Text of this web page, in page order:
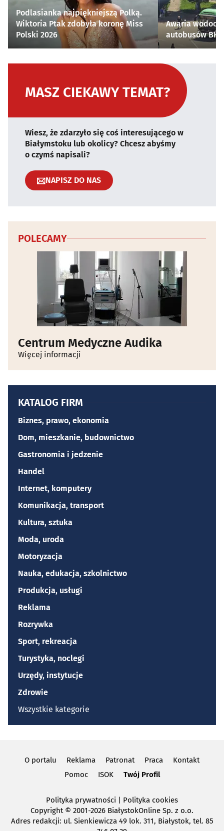
Podlasianka najpiękniejszą Polką.
Wiktoria Ptak zdobyła koronę Miss
Polski 2026
Awaria
autobusów
MASZ CIEKAWY TEMAT?
Wiesz, że zdarzyło się coś interesującego w
Białymstoku lub okolicy? Chcesz abyśmy
o czymś napisali?
NAPISZ DO NAS
POLECAMY
Centrum Medyczne Audika
Więcej informacji
KATALOG FIRM
Biznes, prawo, ekonomia
Dom, mieszkanie, budownictwo
Gastronomia i jedzenie
Handel
Internet, komputery
Komunikacja, transport
Kultura, sztuka
Moda, uroda
Motoryzacja
Nauka, edukacja, szkolnictwo
Produkcja, usługi
Reklama
Rozrywka
Sport, rekreacja
Turystyka, noclegi
Urzędy, instytucje
Zdrowie
Wszystkie kategorie
O portalu Reklama Patronat Praca
Kontakt
Pomoc
ISOK Twój Profil
Polityka prywatności | Polityka cookies
Copyright © 2001-2026 BiałystokOnline Sp. z o.o.
Adres redakcji: ul. Sienkiewicza 49 lok. 311, Białystok, tel. 85